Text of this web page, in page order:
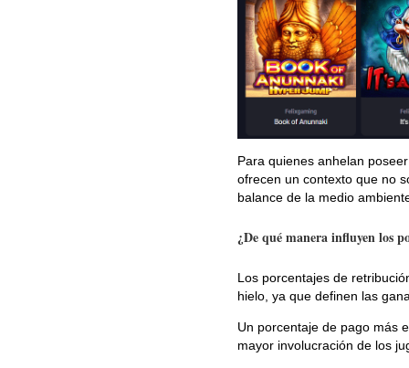
Para quienes anhelan
ofrecen un contexto que no
balance de la medio
¿De qué manera influyen los
Los porcentajes de
hielo, ya que definen las
Un porcentaje de pago más
mayor involucración de los